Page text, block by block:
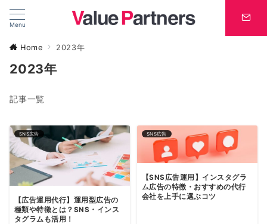
Menu
Home 2023年
2023年
記事一覧
SNS広告
【広告運用代行】運用型広告の
種類や特徴とは？SNS・インス
タグラムも活用！
SNS広告
【SNS広告運用】インスタグラ
ム広告の特徴・おすすめの代行
会社を上手に選ぶコツ